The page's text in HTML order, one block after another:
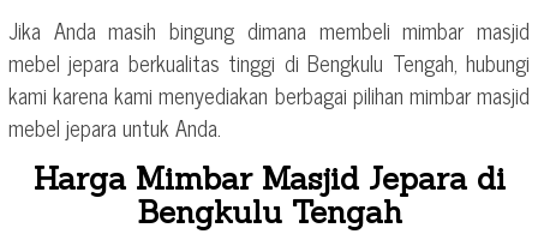
Jika Anda masih bingung dimana membeli mimbar masjid
mebel jepara berkualitas tinggi di Bengkulu Tengah, hubungi
kami karena kami menyediakan berbagai pilihan mimbar masjid
mebel jepara untuk Anda.
Harga Mimbar Masjid Jepara di
Bengkulu Tengah